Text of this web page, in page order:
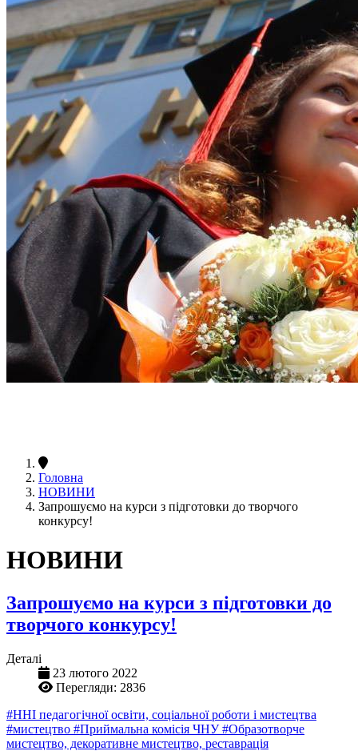
Головна
НОВИНИ
Запрошуємо на курси з підготовки до творчого
конкурсу!
НОВИНИ
Запрошуємо на курси з підготовки до
творчого конкурсу!
Деталі
23 лютого 2022
Перегляди: 2836
#ННІ педагогічної освіти, соціальної роботи і мистецтва
#мистецтво #Приймальна комісія ЧНУ#Образотворче
мистецтво, декоративне мистецтво, реставрація